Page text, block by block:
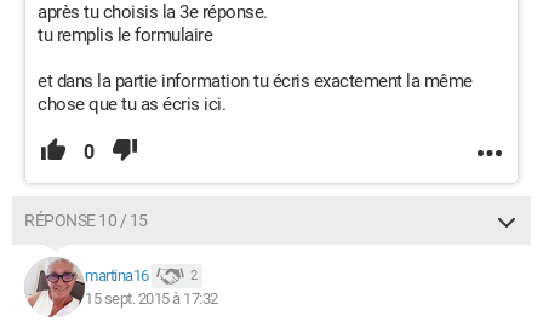
après tu choisis la 3e réponse.
tu remplis le formulaire
et dans la partie information tu écris exactement la même
chose que tu as écris ici.
0
RÉPONSE 10 / 15
martina16 2
15 sept. 2015 à 17:32